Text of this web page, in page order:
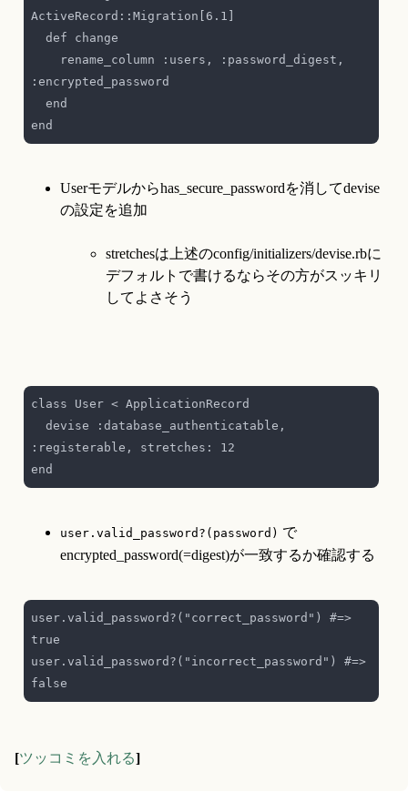
Userモデルからhas_secure_passwordを消してdevise
stretchesは上述のconfig/initializers/devise.rbに
デフォルトで書けるならその方がスッキリ
してよさそう
user.valid_password?(password) で
encrypted_password(=digest)が一致するか確認する
user.valid_password?("correct_password") #=>
user.valid_password?("incorrect_password") #=>
[ツッコミを入れる]